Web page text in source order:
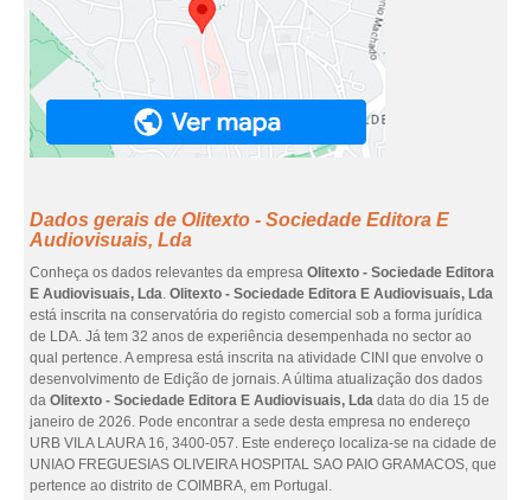
Dados gerais de Olitexto - Sociedade Editora E
Audiovisuais, Lda
Conheça os dados relevantes da empresa Olitexto - Sociedade Editora
E Audiovisuais, Lda. Olitexto - Sociedade Editora E Audiovisuais, Lda
está inscrita na conservatória do registo comercial sob a forma jurídica
de LDA. Já tem 32 anos de experiência desempenhada no sector ao
qual pertence. A empresa está inscrita na atividade CINI que envolve o
desenvolvimento de Edição de jornais. A última atualização dos dados
da Olitexto - Sociedade Editora E Audiovisuais, Lda data do dia 15 de
janeiro de 2026. Pode encontrar a sede desta empresa no endereço
URB VILA LAURA 16, 3400-057. Este endereço localiza-se na cidade de
UNIAO FREGUESIAS OLIVEIRA HOSPITAL SAO PAIO GRAMACOS, que
pertence ao distrito de COIMBRA, em Portugal.